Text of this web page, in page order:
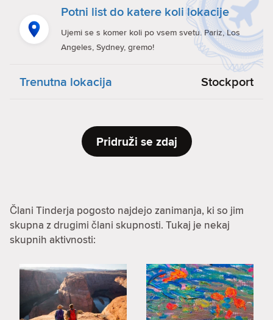
Potni list do katere koli lokacije
Ujemi se s komer koli po vsem svetu. Pariz, Los
Angeles, Sydney, gremo!
Trenutna lokacija Stockport
Pridruži se zdaj
Člani Tinderja pogosto najdejo zanimanja, ki so jim
skupna z drugimi člani skupnosti. Tukaj je nekaj
skupnih aktivnosti: